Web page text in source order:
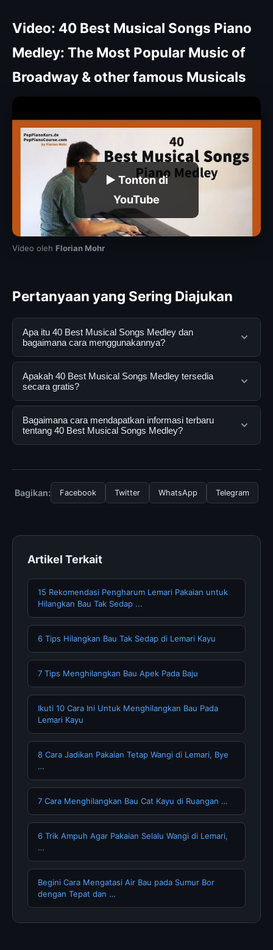
Video: 40 Best Musical Songs Piano
Medley: The Most Popular Music of
Broadway & other famous Musicals
▶ Tonton di
YouTube
Video oleh Florian Mohr
Pertanyaan yang Sering Diajukan
Apa itu 40 Best Musical Songs Medley dan
bagaimana cara menggunakannya?
40 Best Musical Songs Medley adalah layanan digital
yang dirancang untuk membantu pengguna
mendapatkan informasi lengkap dan terpercaya. Anda
dapat menggunakannya dengan mengunjungi situs
resmi dan mengikuti panduan yang tersedia.
Apakah 40 Best Musical Songs Medley tersedia
secara gratis?
Ya, 40 Best Musical Songs Medley dapat diakses
secara gratis oleh semua pengguna. Tidak ada biaya
tersembunyi atau langganan yang diperlukan untuk
Bagaimana cara mendapatkan informasi terbaru
tentang 40 Best Musical Songs Medley?
halaman resmi kami secara berkala. Kami selalu
memperbarui konten dengan informasi terkini dan
Bagikan: Facebook Twitter WhatsApp Telegram
Artikel Terkait
15 Rekomendasi Pengharum Lemari Pakaian untuk
Hilangkan Bau Tak Sedap ...
6 Tips Hilangkan Bau Tak Sedap di Lemari Kayu
7 Tips Menghilangkan Bau Apek Pada Baju
Ikuti 10 Cara Ini Untuk Menghilangkan Bau Pada
Lemari Kayu
8 Cara Jadikan Pakaian Tetap Wangi di Lemari, Bye
…
7 Cara Menghilangkan Bau Cat Kayu di Ruangan …
6 Trik Ampuh Agar Pakaian Selalu Wangi di Lemari,
…
Begini Cara Mengatasi Air Bau pada Sumur Bor
dengan Tepat dan …